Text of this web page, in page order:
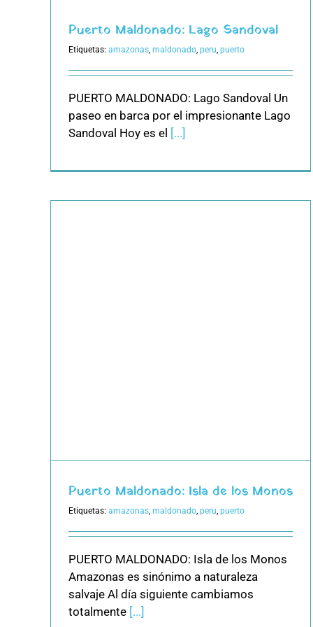
Puerto Maldonado: Lago Sandoval
Etiquetas: amazonas maldonado peru puerto
PUERTO MALDONADO: Lago Sandoval Un
paseo en barca por el impresionante Lago
Sandoval Hoy es el [...]
Puerto Maldonado: Isla de los Monos
Etiquetas: amazonas, maldonado, peru, puerto
PUERTO MALDONADO: Isla de los Monos
Amazonas es sinónimo a naturaleza
salvaje Al día siguiente cambiamos
totalmente [...]